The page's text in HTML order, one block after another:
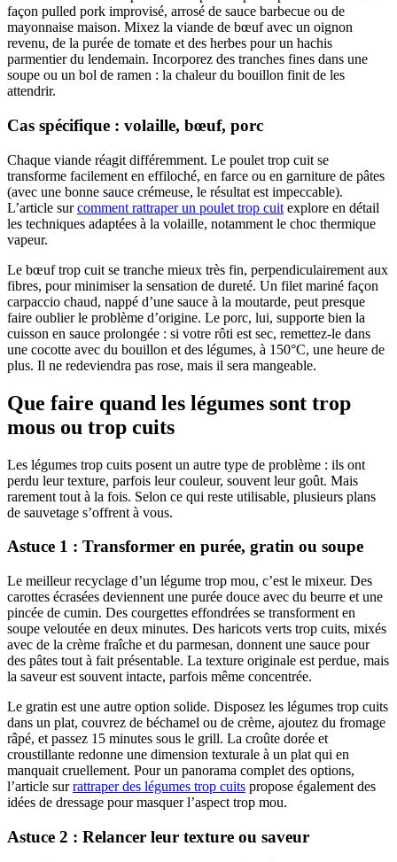
façon pulled pork improvisé, arrosé de sauce barbecue ou de
mayonnaise maison. Mixez la viande de bœuf avec un oignon
revenu, de la purée de tomate et des herbes pour un hachis
parmentier du lendemain. Incorporez des tranches fines dans une
soupe ou un bol de ramen : la chaleur du bouillon finit de les
attendrir.
Cas spécifique : volaille, bœuf, porc
Chaque viande réagit différemment. Le poulet trop cuit se
transforme facilement en effiloché, en farce ou en garniture de pâtes
(avec une bonne sauce crémeuse, le résultat est impeccable).
L’article surcomment rattraper un poulet trop cuit explore en détail
les techniques adaptées à la volaille, notamment le choc thermique
vapeur.
Le bœuf trop cuit se tranche mieux très fin, perpendiculairement aux
fibres, pour minimiser la sensation de dureté. Un filet mariné façon
carpaccio chaud, nappé d’une sauce à la moutarde, peut presque
faire oublier le problème d’origine. Le porc, lui, supporte bien la
cuisson en sauce prolongée : si votre rôti est sec, remettez-le dans
une cocotte avec du bouillon et des légumes, à 150°C, une heure de
plus. Il ne redeviendra pas rose, mais il sera mangeable.
Que faire quand les légumes sont trop
mous ou trop cuits
Les légumes trop cuits posent un autre type de problème : ils ont
perdu leur texture, parfois leur couleur, souvent leur goût. Mais
rarement tout à la fois. Selon ce qui reste utilisable, plusieurs plans
de sauvetage s’offrent à vous.
Astuce 1 : Transformer en purée, gratin ou soupe
Le meilleur recyclage d’un légume trop mou, c’est le mixeur. Des
carottes écrasées deviennent une purée douce avec du beurre et une
pincée de cumin. Des courgettes effondrées se transforment en
soupe veloutée en deux minutes. Des haricots verts trop cuits, mixés
avec de la crème fraîche et du parmesan, donnent une sauce pour
des pâtes tout à fait présentable. La texture originale est perdue, mais
la saveur est souvent intacte, parfois même concentrée.
Le gratin est une autre option solide. Disposez les légumes trop cuits
dans un plat, couvrez de béchamel ou de crème, ajoutez du fromage
râpé, et passez 15 minutes sous le grill. La croûte dorée et
croustillante redonne une dimension texturale à un plat qui en
manquait cruellement. Pour un panorama complet des options,
l’article surrattraper des légumes trop cuits propose également des
idées de dressage pour masquer l’aspect trop mou.
Astuce 2 : Relancer leur texture ou saveur